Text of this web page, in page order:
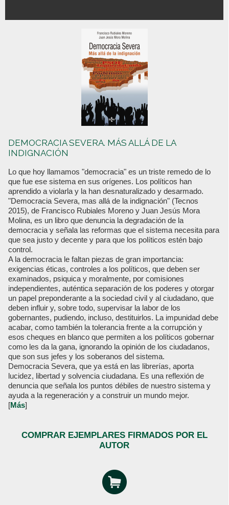
DEMOCRACIA SEVERA. MÁS ALLÁ DE LA
INDIGNACIÓN
Lo que hoy llamamos "democracia" es un triste remedo de lo
que fue ese sistema en sus orígenes. Los políticos han
aprendido a violarla y la han desnaturalizado y desarmado.
"Democracia Severa, mas allá de la indignación" (Tecnos
2015), de Francisco Rubiales Moreno y Juan Jesús Mora
Molina, es un libro que denuncia la degradación de la
democracia y señala las reformas que el sistema necesita para
que sea justo y decente y para que los políticos estén bajo
control.
A la democracia le faltan piezas de gran importancia:
exigencias éticas, controles a los políticos, que deben ser
examinados, psiquica y moralmente, por comisiones
independientes, auténtica separación de los poderes y otorgar
un papel preponderante a la sociedad civil y al ciudadano, que
deben influir y, sobre todo, supervisar la labor de los
gobernantes, pudiendo, incluso, destituirlos. La impunidad debe
acabar, como también la tolerancia frente a la corrupción y
esos cheques en blanco que permiten a los políticos gobernar
como les da la gana, ignorando la opinión de los ciudadanos,
que son sus jefes y los soberanos del sistema.
Democracia Severa, que ya está en las librerías, aporta
lucidez, libertad y solvencia ciudadana. Es una reflexión de
denuncia que señala los puntos débiles de nuestro sistema y
ayuda a la regeneración y a construir un mundo mejor.
[Más]
COMPRAR EJEMPLARES FIRMADOS POR EL
AUTOR